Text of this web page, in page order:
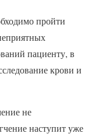
пройти
пациенту, в
крови и
не
наступит уже